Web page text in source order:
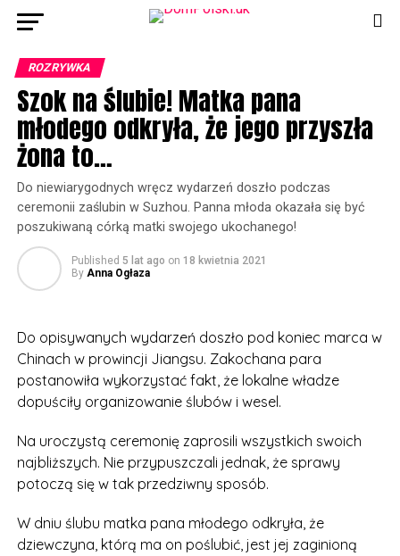
ROZRYWKA
Szok na ślubie! Matka pana
młodego odkryła, że jego przyszła
żona to…
Do niewiarygodnych wręcz wydarzeń doszło podczas
ceremonii zaślubin w Suzhou. Panna młoda okazała się być
poszukiwaną córką matki swojego ukochanego!
Published 5 lat ago on 18 kwietnia 2021
By Anna Ogłaza
Do opisywanych wydarzeń doszło pod koniec marca w
Chinach w prowincji Jiangsu. Zakochana para
postanowiła wykorzystać fakt, że lokalne władze
dopuściły organizowanie ślubów i wesel.
Na uroczystą ceremonię zaprosili wszystkich swoich
najbliższych. Nie przypuszczali jednak, że sprawy
potoczą się w tak przedziwny sposób.
W dniu ślubu matka pana młodego odkryła, że
dziewczyna, którą ma on poślubić, jest jej zaginioną